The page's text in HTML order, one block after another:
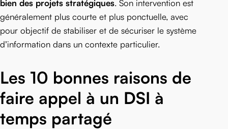
bien des projets stratégiques. Son intervention est
généralement plus courte et plus ponctuelle, avec
pour objectif de stabiliser et de sécuriser le système
d’information dans un contexte particulier.
Les 10 bonnes raisons de
faire appel à un DSI à
temps partagé